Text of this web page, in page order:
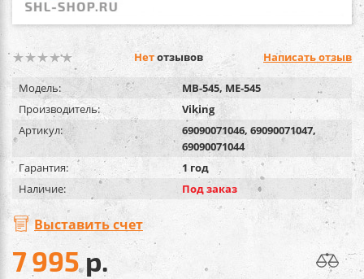
Нетотзывов Написать отзыв
Модель:
MB-545, ME-545
Производитель:
Viking
Артикул:
69090071046, 69090071047,
69090071044
Гарантия:
1 год
Наличие:
Под заказ
Выставить счет
7 995р.